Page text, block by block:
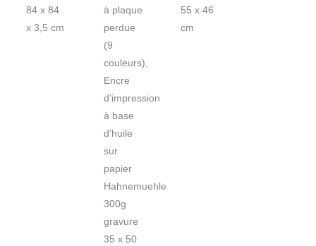
84 x 84
x 3,5 cm
à plaque
perdue
(9
couleurs),
Encre
d’impression
à base
d’huile
sur
papier
Hahnemuehle
300g
gravure
35 x 50
55 x 46
cm